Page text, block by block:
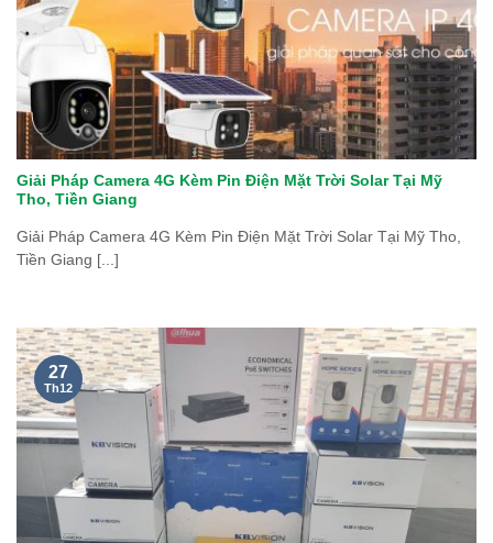
Giải Pháp Camera 4G Kèm Pin Điện Mặt Trời Solar Tại Mỹ
Tho, Tiền Giang
Giải Pháp Camera 4G Kèm Pin Điện Mặt Trời Solar Tại Mỹ Tho,
Tiền Giang [...]
27
Th12